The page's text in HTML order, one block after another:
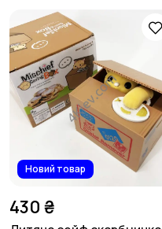
Новий товар
430 ₴